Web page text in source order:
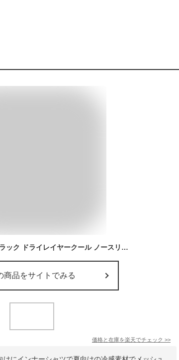
finetrack ファイントラック ドライレイヤークール ノースリーブ FUM0825 メンズ タンクトップ インナーシャツ アンダーシャツ アンダーウェア 夏用 冷感 汗冷え防止 メッシュ生地 登山 山登り ハイキング ランニング トレラン マラソン スポーツ アウトドア
商品をサイトでみる
価格と在庫を楽天でチェック >>